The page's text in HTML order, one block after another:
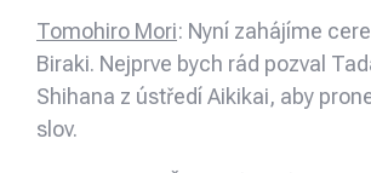
Tomohiro Mori: Nyní zahájíme
Biraki. Nejprve bych rád pozval
Shihana z ústředí Aikikai, aby
slov.